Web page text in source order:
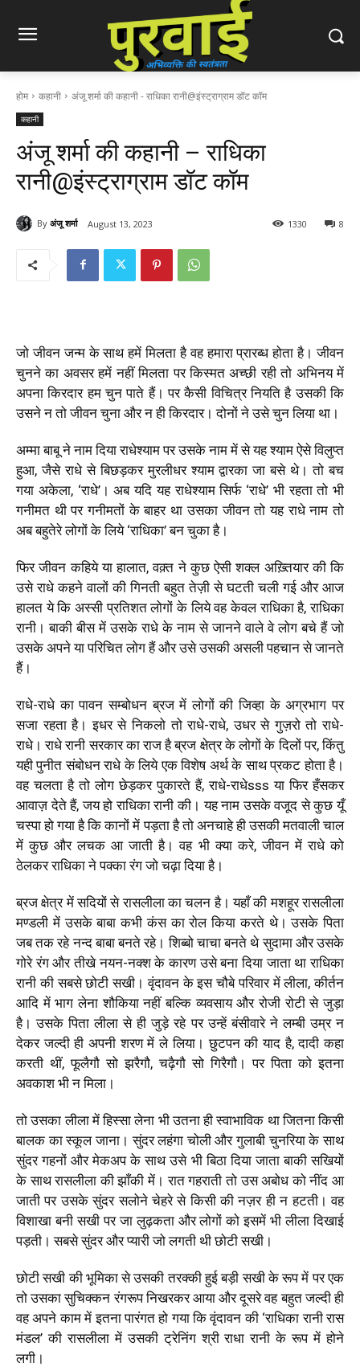
होम कहानी अंजू शर्मा की कहानी - राधिका रानी@इंस्ट्राग्राम डॉट कॉम
कहानी
अंजू शर्मा की कहानी – राधिका
रानी@इंस्ट्राग्राम डॉट कॉम
By अंजू शर्मा August 13, 2023 8
1330
जो जीवन जन्म के साथ हमें मिलता है वह हमारा प्रारब्ध होता है। जीवन
चुनने का अवसर हमें नहीं मिलता पर किस्मत अच्छी रही तो अभिनय में
अपना किरदार हम चुन पाते हैं। पर कैसी विचित्र नियति है उसकी कि
उसने न तो जीवन चुना और न ही किरदार। दोनों ने उसे चुन लिया था।
अम्मा बाबू ने नाम दिया राधेश्याम पर उसके नाम में से यह श्याम ऐसे विलुप्त
हुआ, जैसे राधे से बिछड़कर मुरलीधर श्याम द्वारका जा बसे थे। तो बच
गया अकेला, ‘राधे’। अब यदि यह राधेश्याम सिर्फ ‘राधे’ भी रहता तो भी
गनीमत थी पर गनीमतों के बाहर था उसका जीवन तो यह राधे नाम तो
अब बहुतेरे लोगों के लिये ‘राधिका’ बन चुका है।
फिर जीवन कहिये या हालात, वक़्त ने कुछ ऐसी शक्ल अख़्तियार की कि
उसे राधे कहने वालों की गिनती बहुत तेज़ी से घटती चली गई और आज
हालत ये कि अस्सी प्रतिशत लोगों के लिये वह केवल राधिका है, राधिका
रानी। बाकी बीस में उसके राधे के नाम से जानने वाले वे लोग बचे हैं जो
उसके अपने या परिचित लोग हैं और उसे उसकी असली पहचान से जानते
हैं।
राधे-राधे का पावन सम्बोधन ब्रज में लोगों की जिव्हा के अग्रभाग पर
सजा रहता है। इधर से निकलो तो राधे-राधे, उधर से गुज़रो तो राधे-
राधे। राधे रानी सरकार का राज है ब्रज क्षेत्र के लोगों के दिलों पर, किंतु
यही पुनीत संबोधन राधे के लिये एक विशेष अर्थ के साथ प्रकट होता है।
वह चलता है तो लोग छेड़कर पुकारते हैं, राधे-राधेsss या फिर हँसकर
आवाज़ देते हैं, जय हो राधिका रानी की। यह नाम उसके वजूद से कुछ यूँ
चस्पा हो गया है कि कानों में पड़ता है तो अनचाहे ही उसकी मतवाली चाल
में कुछ और लचक आ जाती है। वह भी क्या करे, जीवन में राधे को
ठेलकर राधिका ने पक्का रंग जो चढ़ा दिया है।
ब्रज क्षेत्र में सदियों से रासलीला का चलन है। यहाँ की मशहूर रासलीला
मण्डली में उसके बाबा कभी कंस का रोल किया करते थे। उसके पिता
जब तक रहे नन्द बाबा बनते रहे। शिब्बो चाचा बनते थे सुदामा और उसके
गोरे रंग और तीखे नयन-नक्श के कारण उसे बना दिया जाता था राधिका
रानी की सबसे छोटी सखी। वृंदावन के इस चौबे परिवार में लीला, कीर्तन
आदि में भाग लेना शौकिया नहीं बल्कि व्यवसाय और रोजी रोटी से जुड़ा
है। उसके पिता लीला से ही जुड़े रहे पर उन्हें बंसीवारे ने लम्बी उम्र न
देकर जल्दी ही अपनी शरण में ले लिया। छुटपन की याद है, दादी कहा
करती थीं, फूलैगौ सो झरैगौ, चढ़ैगौ सो गिरैगौ। पर पिता को इतना
अवकाश भी न मिला।
तो उसका लीला में हिस्सा लेना भी उतना ही स्वाभाविक था जितना किसी
बालक का स्कूल जाना। सुंदर लहंगा चोली और गुलाबी चुनरिया के साथ
सुंदर गहनों और मेकअप के साथ उसे भी बिठा दिया जाता बाकी सखियों
के साथ रासलीला की झाँकी में। रात गहराती तो उस अबोध को नींद आ
जाती पर उसके सुंदर सलोने चेहरे से किसी की नज़र ही न हटती। वह
विशाखा बनी सखी पर जा लुढ़कता और लोगों को इसमें भी लीला दिखाई
पड़ती। सबसे सुंदर और प्यारी जो लगती थी छोटी सखी।
छोटी सखी की भूमिका से उसकी तरक्की हुई बड़ी सखी के रूप में पर एक
तो उसका सुचिक्कन रंगरूप निखरकर आया और दूसरे वह बहुत जल्दी ही
वह अपने काम में इतना पारंगत हो गया कि वृंदावन की ‘राधिका रानी रास
मंडल’ की रासलीला में उसकी ट्रेनिंग श्री राधा रानी के रूप में होने
लगी।